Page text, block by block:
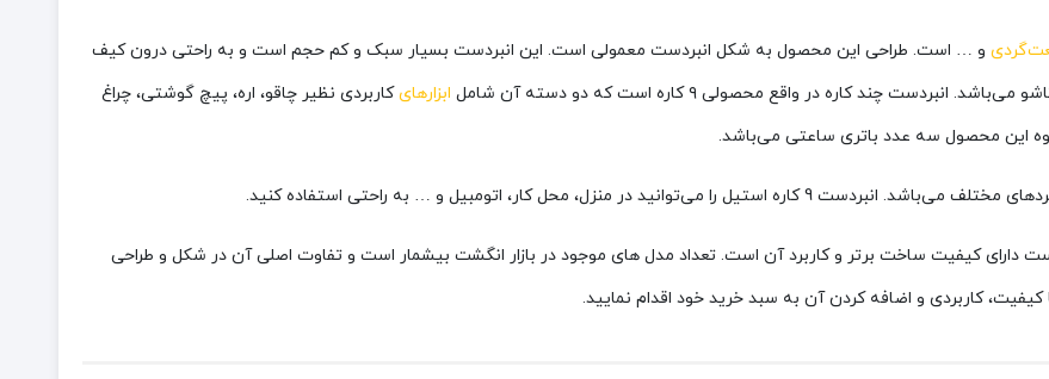
و … است. طراحی این محصول به شکل انبردست معمولی است. این انبردست بسیار سبک و کم حجم است و به راحتی درون کیف
چند کاره در واقع محصولی ۹ کاره است که دو دسته آن شامل
ابزارهایکاربردی نظیر چاقو، اره، پیچ گوشتی، چراغ
در منزل، محل کار، اتومبیل و … به راحتی استفاده کنید.
نبردست 9 کاره استیل قابل بیان است دارای کیفیت ساخت برتر و کاربرد آن است. تعداد مدل های موجود در بازار انگشت بیشمار است و تفاوت اصلی آن در شکل و طراحی
کاربردی و اضافه کردن آن به سبد خرید خود اقدام نمایید.